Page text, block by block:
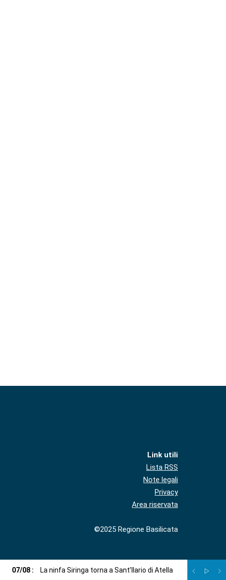
Link utili
Lista RSS
Note legali
Privacy
Area riservata
©2025 Regione Basilicata
07/08 : La ninfa Siringa torna a Sant’Ilario di Atella 07/ :